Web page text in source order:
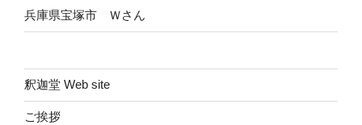
兵庫県宝塚市 Ｗさん
釈迦堂 Web site
ご挨拶